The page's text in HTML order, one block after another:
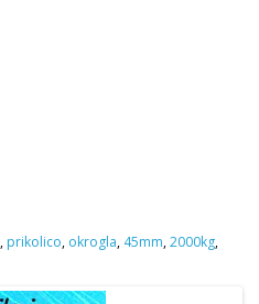
, prikolico, okrogla, 45mm,2000kg,